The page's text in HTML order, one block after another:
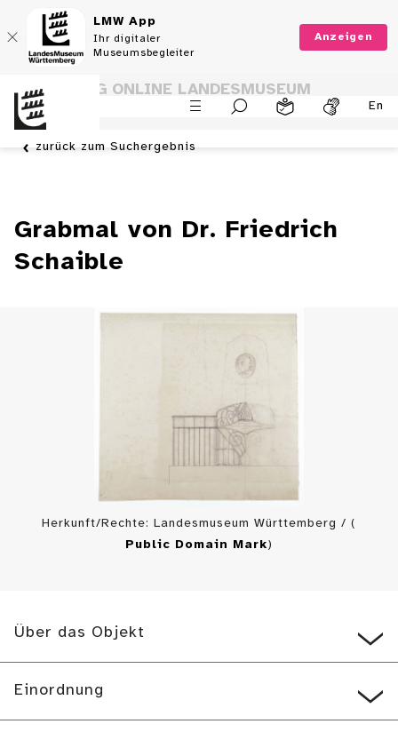
LMW App
Ihr digitaler
Museumsbegleiter
Anzeigen
En
SAMMLUNG ONLINE LANDESMUSEUM
WÜRTTEMBERG
zurück zum Suchergebnis
Grabmal von Dr. Friedrich
Schaible
Herkunft/Rechte: Landesmuseum Württemberg / (
Public Domain Mark)
Über das Objekt
Einordnung